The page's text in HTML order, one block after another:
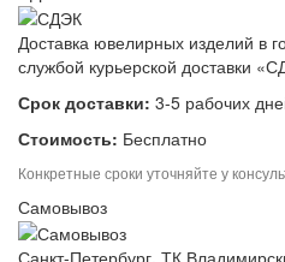
Доставка ювелирных изделий в
службой курьерской доставки
Срок доставки: 3-5 рабочих
Стоимость: Бесплатно
Конкретные сроки уточняйте у
Самовывоз